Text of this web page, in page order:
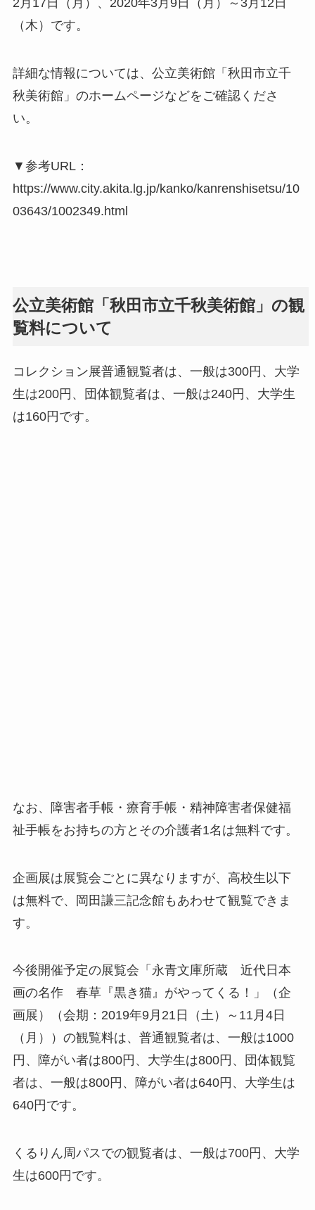
2月17日（月）、2020年3月9日（月）～3月12日
（木）です。
詳細な情報については、公立美術館「秋田市立千
秋美術館」のホームページなどをご確認くださ
い。
▼参考URL：
https://www.city.akita.lg.jp/kanko/kanrenshisetsu/10
03643/1002349.html
公立美術館「秋田市立千秋美術館」の観
覧料について
コレクション展普通観覧者は、一般は300円、大学
生は200円、団体観覧者は、一般は240円、大学生
は160円です。
なお、障害者手帳・療育手帳・精神障害者保健福
祉手帳をお持ちの方とその介護者1名は無料です。
企画展は展覧会ごとに異なりますが、高校生以下
は無料で、岡田謙三記念館もあわせて観覧できま
す。
今後開催予定の展覧会「永青文庫所蔵 近代日本
画の名作 春草『黒き猫』がやってくる！」（企
画展）（会期：2019年9月21日（土）～11月4日
（月））の観覧料は、普通観覧者は、一般は1000
円、障がい者は800円、大学生は800円、団体観覧
者は、一般は800円、障がい者は640円、大学生は
640円です。
くるりん周パスでの観覧者は、一般は700円、大学
生は600円です。